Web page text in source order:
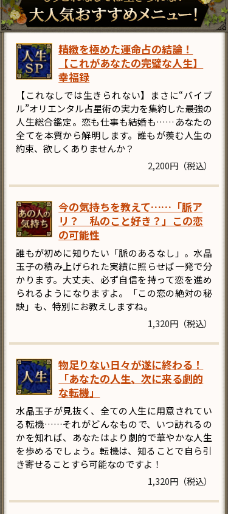
精緻を極めた運命占の結論！
【これがあなたの完璧な人生】
幸福録
【これなしでは生きられない】まさに“バイブ
ル”オリエンタル占星術の実力を集約した最強の
人生総合鑑定。恋も仕事も結婚も……あなたの
全てを本質から解明します。誰もが羨む人生の
約束、欲しくありませんか？
2,200円（税込）
今の気持ちを教えて……「脈ア
リ？ 私のこと好き？」この恋
の可能性
誰もが初めに知りたい「脈のあるなし」。水晶
玉子の積み上げられた実績に照らせば一発で分
かります。大丈夫、必ず自信を持って恋を進め
られるようになりますよ。「この恋の絶対の秘
訣」も、特別にお教えしますね。
1,320円（税込）
物足りない日々が遂に終わる！
「あなたの人生、次に来る劇的
な転機」
水晶玉子が見抜く、全ての人生に用意されてい
る転機……それがどんなもので、いつ訪れるの
かを知れば、あなたはより劇的で華やかな人生
を歩めるでしょう。転機は、知ることで自ら引
き寄せることすら可能なのですよ！
1,320円（税込）